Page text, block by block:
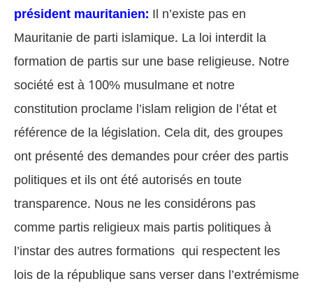
président mauritanien:Il n’existe pas en
Mauritanie de parti islamique. La loi interdit la
formation de partis sur une base religieuse. Notre
société est à 100% musulmane et notre
constitution proclame l’islam religion de l’état et
référence de la législation. Cela dit, des groupes
ont présenté des demandes pour créer des partis
politiques et ils ont été autorisés en toute
transparence. Nous ne les considérons pas
comme partis religieux mais partis politiques à
l’instar des autres formations qui respectent les
lois de la république sans verser dans l’extrémisme